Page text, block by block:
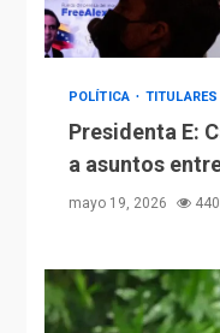
POLÍTICA TITULARES
Presidenta E:
a asuntos
mayo 19, 2026 440